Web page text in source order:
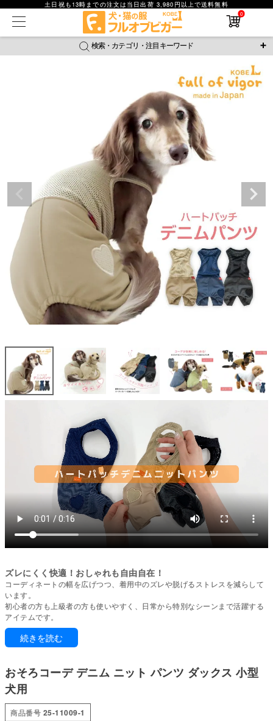
土日祝も13時までの注文は当日出荷 3,980円以上で送料無料
0
検索・カテゴリ・注目キーワード
撥水レイン ラッシュガード
おそろコーデ 背中開きアイテム
新作アイテム
返品・交換について ご利用ガイド
詳細検索
在庫なし商品
在庫なし商品を表示しない
並び順
新着順
価格が安い順
価格が高い順
レビュー数順
検索
ズレにくく快適！おしゃれも自由自在！
コーディネートの幅を広げつつ、着用中のズレや脱げるストレスを減らして
います。
初心者の方も上級者の方も使いやすく、日常から特別なシーンまで活躍する
アイテムです。
1年中いつでも着れる!実用性とオシャレを兼ね備えた優秀アイテム♪
かわいい愛犬のおしりにキュンとしちゃう♪
体部分は通気性の良いメッシュ、パンツ部分は程よい伸縮性の柔らかいデニ
ムニットで動きやすい。
温かい時期は1枚で、寒い時期は重ね着など、365日幅広く使える便利なウエ
ア。
コーデはまだ未挑戦？このアイテムで一緒にデビューしませんか？
続きを読む
おそろコーデ デニム ニット パンツ ダックス 小型
犬用
商品番号 25-11009-1